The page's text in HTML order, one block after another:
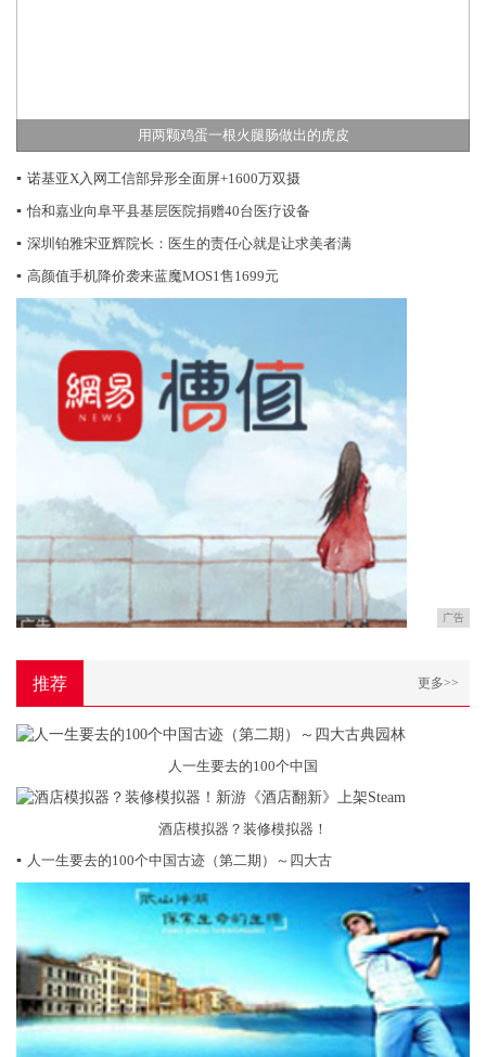
用两颗鸡蛋一根火腿肠做出的虎皮
▪ 诺基亚X入网工信部异形全面屏+1600万双摄
▪ 怡和嘉业向阜平县基层医院捐赠40台医疗设备
▪ 深圳铂雅宋亚辉院长：医生的责任心就是让求美者满
▪ 高颜值手机降价袭来蓝魔MOS1售1699元
广告
推荐 更多>>
人一生要去的100个中国
酒店模拟器？装修模拟器！
▪ 人一生要去的100个中国古迹（第二期）～四大古